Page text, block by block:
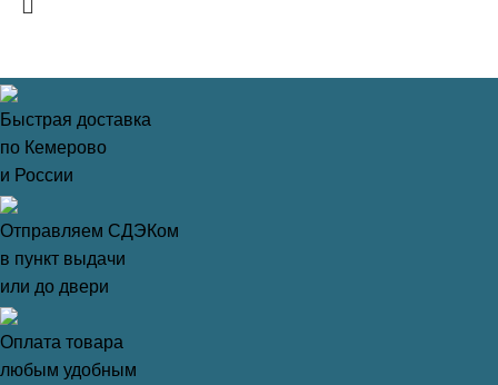
Быстрая доставка
по Кемерово
и России
Отправляем СДЭКом
в пункт выдачи
или до двери
Оплата товара
любым удобным